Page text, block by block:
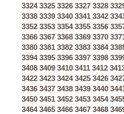
3324 3325 3326 3327 3328
3338 3339 3340 3341 3342
3352 3353 3354 3355 3356
3366 3367 3368 3369 3370
3380 3381 3382 3383 3384
3394 3395 3396 3397 3398
3408 3409 3410 3411 3412
3422 3423 3424 3425 3426
3436 3437 3438 3439 3440
3450 3451 3452 3453 3454
3464 3465 3466 3467 3468